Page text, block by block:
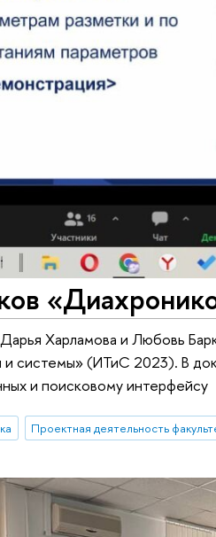
Харламова и Любовь
системы» (ИТиС 2023). В
и поисковому интерфейсу